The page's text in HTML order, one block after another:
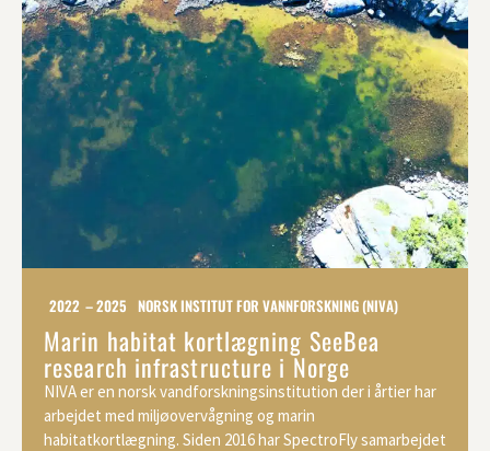
2022 – 2025 NORSK INSTITUT FOR VANNFORSKNING (NIVA)
Marin habitat kortlægning SeeBea
research infrastructure i Norge
NIVA er en norsk vandforskningsinstitution der i årtier har
arbejdet med miljøovervågning og marin
habitatkortlægning. Siden 2016 har SpectroFly samarbejdet